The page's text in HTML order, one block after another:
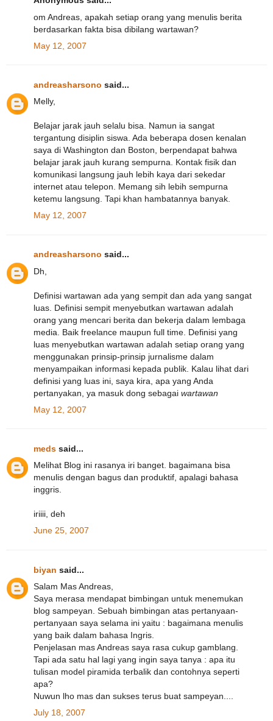
om Andreas, apakah setiap orang yang menulis berita
berdasarkan fakta bisa dibilang wartawan?
May 12, 2007
andreasharsono said...
Melly,
Belajar jarak jauh selalu bisa. Namun ia sangat
tergantung disiplin siswa. Ada beberapa dosen kenalan
saya di Washington dan Boston, berpendapat bahwa
belajar jarak jauh kurang sempurna. Kontak fisik dan
komunikasi langsung jauh lebih kaya dari sekedar
internet atau telepon. Memang sih lebih sempurna
ketemu langsung. Tapi khan hambatannya banyak.
May 12, 2007
andreasharsono said...
Dh,
Definisi wartawan ada yang sempit dan ada yang sangat
luas. Definisi sempit menyebutkan wartawan adalah
orang yang mencari berita dan bekerja dalam lembaga
media. Baik freelance maupun full time. Definisi yang
luas menyebutkan wartawan adalah setiap orang yang
menggunakan prinsip-prinsip jurnalisme dalam
menyampaikan informasi kepada publik. Kalau lihat dari
definisi yang luas ini, saya kira, apa yang Anda
pertanyakan, ya masuk dong sebagai wartawan
May 12, 2007
meds said...
Melihat Blog ini rasanya iri banget. bagaimana bisa
menulis dengan bagus dan produktif, apalagi bahasa
inggris.
iriiii, deh
June 25, 2007
biyan said...
Salam Mas Andreas,
Saya merasa mendapat bimbingan untuk menemukan
blog sampeyan. Sebuah bimbingan atas pertanyaan-
pertanyaan saya selama ini yaitu : bagaimana menulis
yang baik dalam bahasa Ingris.
Penjelasan mas Andreas saya rasa cukup gamblang.
Tapi ada satu hal lagi yang ingin saya tanya : apa itu
tulisan model piramida terbalik dan contohnya seperti
apa?
Nuwun lho mas dan sukses terus buat sampeyan....
July 18, 2007